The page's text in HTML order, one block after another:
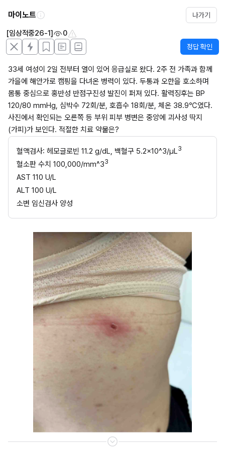
마이노트 나가기
[임상적중26-1] 0
정답 확인
33세 여성이 2일 전부터 열이 있어 응급실로 왔다. 2주 전 가족과 함께
가을에 해안가로 캠핑을 다녀온 병력이 있다. 두통과 오한을 호소하며
몸통 중심으로 홍반성 반점구진성 발진이 퍼져 있다. 활력징후는 BP
120/80 mmHg, 심박수 72회/분, 호흡수 18회/분, 체온 38.9℃였다.
사진에서 확인되는 오른쪽 등 부위 피부 병변은 중앙에 괴사성 딱지
(가피)가 보인다. 적절한 치료 약물은?
혈액검사: 헤모글로빈 11.2 g/dL, 백혈구 5.2×10^3/µL3
혈소판 수치 100,000/mm^33
AST 110 U/L
ALT 100 U/L
소변 임신검사 양성